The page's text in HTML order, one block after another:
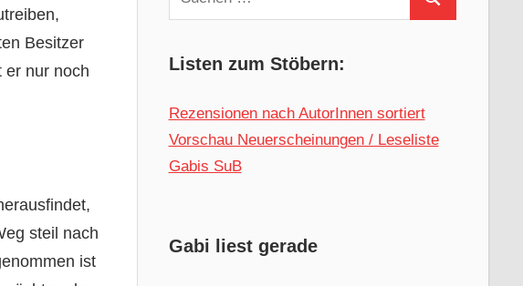
Besitzer
er nur noch
steil nach
ist
nach:
Suchen
Listen zum Stöbern:
Rezensionen nach AutorInnen sortiert
Vorschau Neuerscheinungen / Leseliste
Gabis SuB
Gabi liest gerade